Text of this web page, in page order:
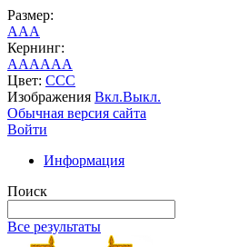
Размер:
AAA
Кернинг:
AAAAAA
Цвет: CCC
Изображения Вкл.Выкл.
Обычная версия сайта
Войти
Информация
Поиск
Все результаты